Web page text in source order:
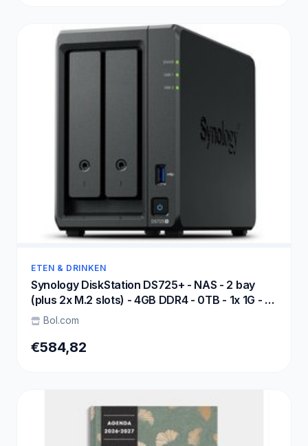
ETEN & DRINKEN
Synology DiskStation DS725+ - NAS - 2 bay
(plus 2x M.2 slots) - 4GB DDR4 - 0TB - 1x 1G - 1x
2.5G netwerk
Bol.com
€584,82